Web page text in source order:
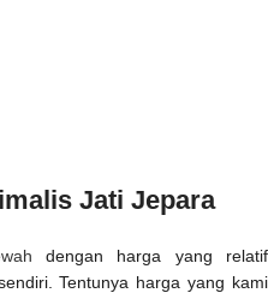
Jati Jepara
dengan harga yang relatif
Tentunya harga yang kami